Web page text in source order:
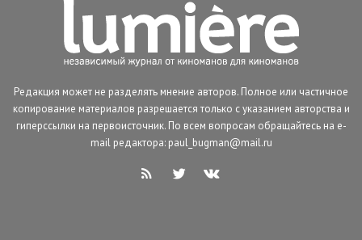
Редакция может не разделять мнение авторов. Полное или частичное
копирование материалов разрешается только с указанием авторства и
гиперссылки на первоисточник. По всем вопросам обращайтесь на e-
mail редактора: paul_bugman@mail.ru